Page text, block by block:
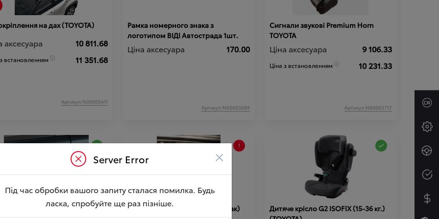
на дах (TOYOTA)
аксесуара 10 811.68
встановленням 11 351.68
Артикул:N00000411
Рамка номерного знака з
логотипом ВІДІ Автострада 1шт.
Ціна аксесуара 170.00
Артикул:N00003689
Сигнали звукові Premium Horn
TOYOTA
Ціна аксесуара 9 106.33
Ціна з встановленням 10 231.33
Артикул:N00003717
плівки на ручки дверей (к-
Накидка на задні сидіння (гамак)
Дитяче крісло G2 ISOFIX (15-36 кг.)
Server Error ×
Під час обробки вашого запиту сталася помилка. Будь
ласка, спробуйте ще раз пізніше.